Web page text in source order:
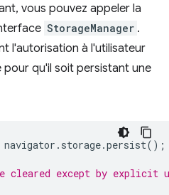
vous pouvez appeler la
StorageManager .
l'autorisation à l'utilisateur
qu'il soit persistant une
navigator . storage.persist();
cleared except by explicit